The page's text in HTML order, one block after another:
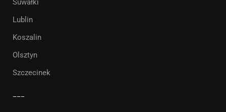
Suwałki
Lublin
Koszalin
Olsztyn
Szczecinek